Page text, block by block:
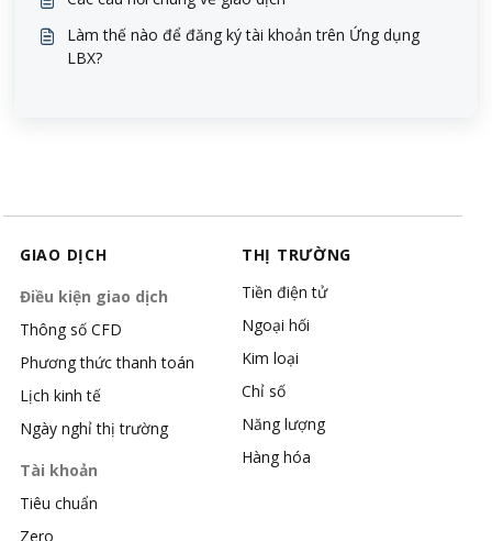
Làm thế nào để đăng ký tài khoản trên Ứng dụng
LBX?
GIAO DỊCH
Điều kiện giao dịch
Thông số CFD
Phương thức thanh toán
Lịch kinh tế
Ngày nghỉ thị trường
Tài khoản
Tiêu chuẩn
Zero
THỊ TRƯỜNG
Tiền điện tử
Ngoại hối
Kim loại
Chỉ số
Năng lượng
Hàng hóa